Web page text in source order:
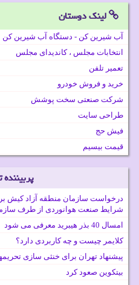
لینک دوستان
آب شیرین کن - دستگاه آب شیرین کن
انتخابات مجلس ، کاندیدای مجلس
تعمیر تلفن
خرید و فروش خودرو
شرکت صنعتی سخت پوشش
طراحی سایت
فیش حج
قیمت بیسیم
درخواست سازمان منطقه آزاد کیش
شرایط صنعت هوانوردی از طرف
امسال 40 بذر هیبرید معرفی می شود
کلایمر چیست و چه کاربردی دارد؟
پیشنهاد تهران برای خنثی سازی
بیتکوین صعود کرد